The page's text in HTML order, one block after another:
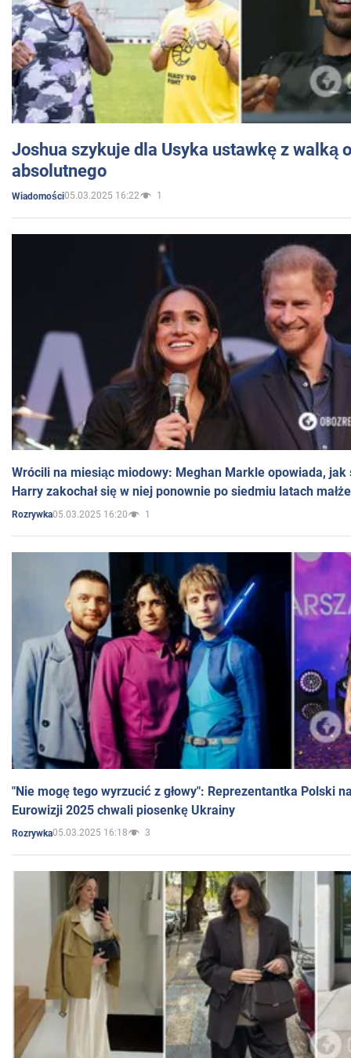
Joshua szykuje dla Usyka ustawkę z walką
absolutnego
Wiadomości05.03.2025 16:22 1
Wrócili na miesiąc miodowy: Meghan Markle opowiada, jak
Harry zakochał się w niej ponownie po siedmiu latach
Rozrywka05.03.2025 16:20 1
"Nie mogę tego wyrzucić z głowy": Reprezentantka Polski
Eurowizji 2025 chwali piosenkę Ukrainy
Rozrywka05.03.2025 16:18 3